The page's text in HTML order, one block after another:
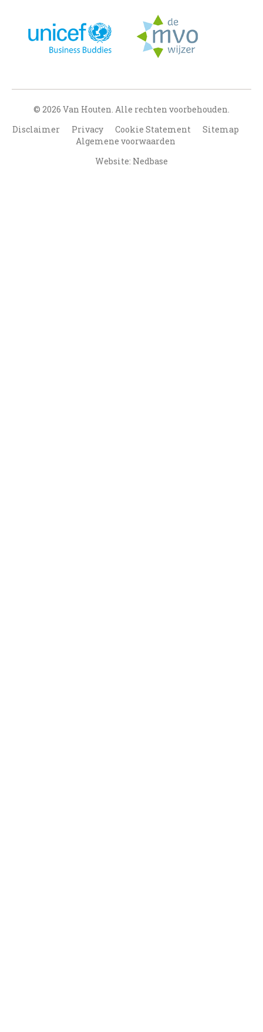
© 2026 Van Houten. Alle rechten voorbehouden.
Disclaimer
Privacy Cookie Statement
Sitemap
Algemene voorwaarden
Website: Nedbase